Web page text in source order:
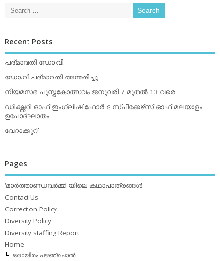
Recent Posts
പദ്മാവതി ഡോ.വി.
ഡോ.വി.പദ്മാവതി അന്തരിച്ചു
നിയമസഭ പുസ്തകോത്സവം ജനുവരി 7 മുതല്‍ 13 വരെ
ഡിക്ഷ്ണറി ഓഫ് ഇംഗ്ലിഷ് ഫോര്‍ ദ സ്പീക്കേഴ്‌സ് ഓഫ് മലയാളം
ഉപോദ്ഘാതം
വേറാക്കൂറ്
Pages
‘മാര്‍ത്താണ്ഡവര്‍മ്മ’ യിലെ കഥാപാത്രങ്ങള്‍
Contact Us
Correction Policy
Diversity Policy
Diversity staffing Report
Home
ഒരായിരം പഴഞ്ചൊല്‍